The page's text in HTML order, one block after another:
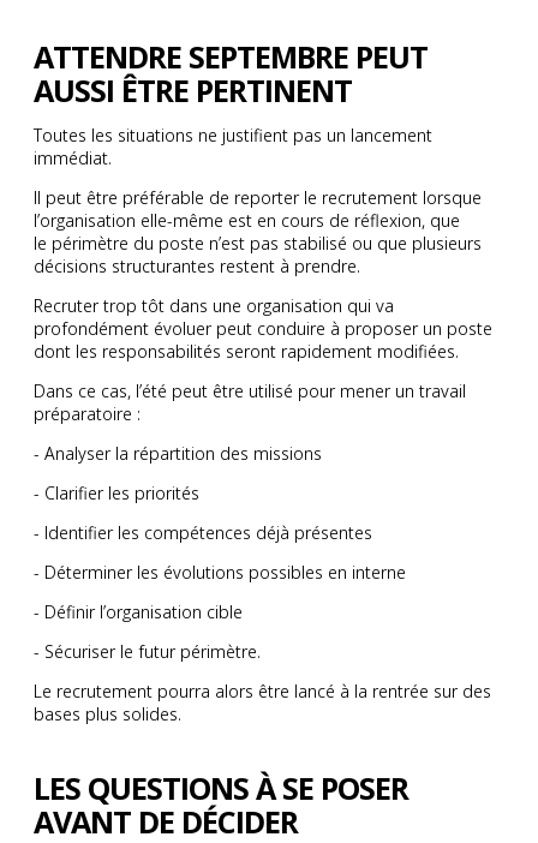
ATTENDRE SEPTEMBRE PEUT
AUSSI ÊTRE PERTINENT
Toutes les situations ne justifient pas un lancement
immédiat.
Il peut être préférable de reporter le recrutement lorsque
l’organisation elle-même est en cours de réflexion, que
le périmètre du poste n’est pas stabilisé ou que plusieurs
décisions structurantes restent à prendre.
Recruter trop tôt dans une organisation qui va
profondément évoluer peut conduire à proposer un poste
dont les responsabilités seront rapidement modifiées.
Dans ce cas, l’été peut être utilisé pour mener un travail
préparatoire :
- Analyser la répartition des missions
- Clarifier les priorités
- Identifier les compétences déjà présentes
- Déterminer les évolutions possibles en interne
- Définir l’organisation cible
- Sécuriser le futur périmètre.
Le recrutement pourra alors être lancé à la rentrée sur des
bases plus solides.
LES QUESTIONS À SE POSER
AVANT DE DÉCIDER